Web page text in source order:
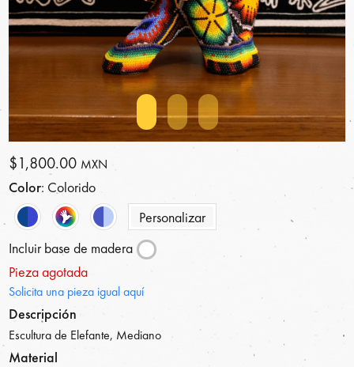
$1,800.00 MXN
Color: Colorido
Personalizar
Incluir base de madera
Pieza agotada
Solicita una pieza igual aquí
Descripción
Escultura de Elefante, Mediano
Material